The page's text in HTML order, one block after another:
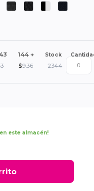
144 + Stock
$9.36 2344
este almacén!